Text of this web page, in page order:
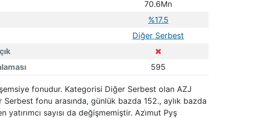
70.6Mn
%17.5
Diğer Serbest
595
fonudur. Kategorisi Diğer Serbest olan AZJ
fonu arasında, günlük bazda 152., aylık bazda
sayısı da değişmemiştir. Azi̇mut Pyş